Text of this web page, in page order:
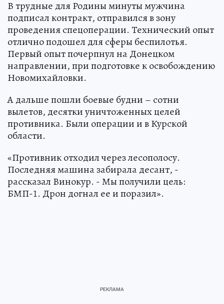
В трудные для Родины минуты мужчина
подписал контракт, отправился в зону
проведения спецоперации. Технический опыт
отлично подошел для сферы беспилотья.
Первый опыт почерпнул на Донецком
направлении, при подготовке к освобождению
Новомихайловки.
А дальше пошли боевые будни – сотни
вылетов, десятки уничтоженных целей
противника. Были операции и в Курской
области.
«Противник отходил через лесополосу.
Последняя машина забирала десант, -
рассказал Винокур. - Мы получили цель:
БМП-1. Дрон догнал ее и поразил».